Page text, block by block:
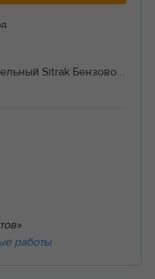
Sitrak Бензово...
работы